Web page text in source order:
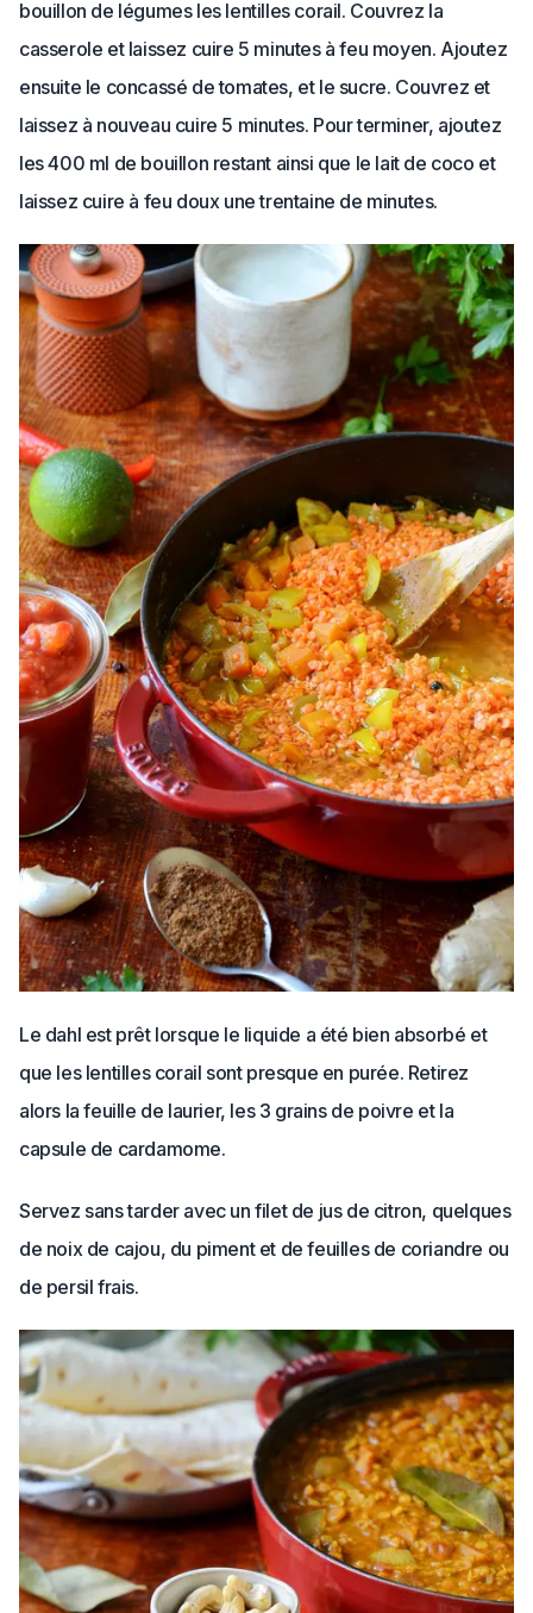
bouillon de légumes les lentilles corail. Couvrez la
casserole et laissez cuire 5 minutes à feu moyen. Ajoutez
ensuite le concassé de tomates, et le sucre. Couvrez et
laissez à nouveau cuire 5 minutes. Pour terminer, ajoutez
les 400 ml de bouillon restant ainsi que le lait de coco et
laissez cuire à feu doux une trentaine de minutes.
Le dahl est prêt lorsque le liquide a été bien absorbé et
que les lentilles corail sont presque en purée. Retirez
alors la feuille de laurier, les 3 grains de poivre et la
capsule de cardamome.
Servez sans tarder avec un filet de jus de citron, quelques
de noix de cajou, du piment et de feuilles de coriandre ou
de persil frais.